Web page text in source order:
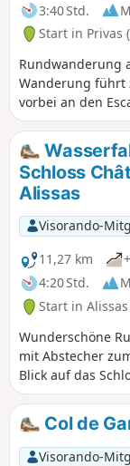
3:40 Std.
Start in Privas
Rundwanderung
Wanderung führt
vorbei an den
und dem Weiler
schönen Weg bis
kann man über
Sorcière
Schloss
Alissas
Visorando-
11,27 km
4:20 Std.
Start in
Wunderschöne
mit Abstecher
Blick auf das
Col de
Visorando-